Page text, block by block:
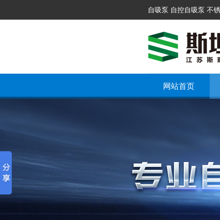
自吸泵 自控自吸泵 不
网站首页